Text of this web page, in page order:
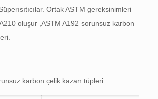
Ortak ASTM gereksinimleri
oluşur ,ASTM A192 sorunsuz karbon
karbon çelik kazan tüpleri